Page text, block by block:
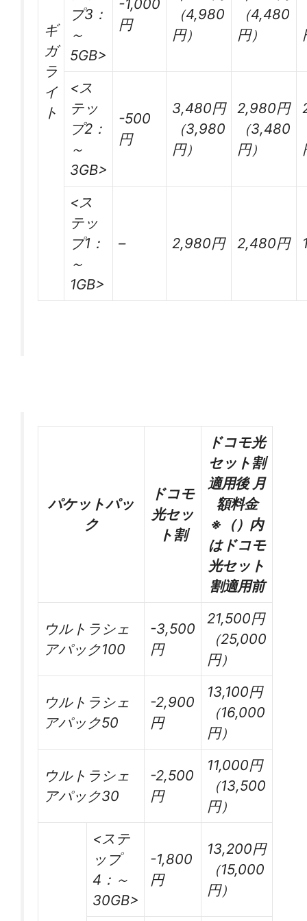
ギ
ガ
ラ
イ
ト
プ3：
～
5GB>
-1,000
円
（4,980
円）
（4,480
円）
<ス
テッ
プ2：
～
3GB>
-500
円
3,480円
（3,980
円）
2,980円
（3,480
円）
<ス
テッ
プ1：
～
1GB>
– 2,980円 2,480円
パケットパッ
ク
ドコモ
光セッ
ト割
ドコモ光
セット割
適用後 月
額料金
※（）内
はドコモ
光セット
割適用前
ウルトラシェ
アパック100
-3,500
円
21,500円
（25,000
円）
ウルトラシェ
アパック50
-2,900
円
13,100円
（16,000
円）
ウルトラシェ
アパック30
-2,500
円
11,000円
（13,500
円）
<ステ
ップ
4：～
30GB>
-1,800
円
13,200円
（15,000
円）